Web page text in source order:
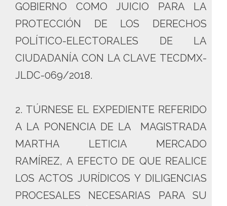
GOBIERNO COMO JUICIO PARA LA
PROTECCIÓN DE LOS DERECHOS
POLÍTICO-ELECTORALES DE LA
CIUDADANÍA CON LA CLAVE TECDMX-
JLDC-069/2018.
2. TÚRNESE EL EXPEDIENTE REFERIDO
A LA PONENCIA DE LA MAGISTRADA
MARTHA LETICIA MERCADO
RAMÍREZ, A EFECTO DE QUE REALICE
LOS ACTOS JURÍDICOS Y DILIGENCIAS
PROCESALES NECESARIAS PARA SU